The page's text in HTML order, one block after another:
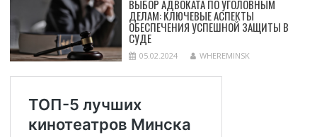
ВЫБОР АДВОКАТА ПО УГОЛОВНЫМ
ДЕЛАМ: КЛЮЧЕВЫЕ АСПЕКТЫ
ОБЕСПЕЧЕНИЯ УСПЕШНОЙ ЗАЩИТЫ В
СУДЕ
05.02.2024 WHEREMINSK